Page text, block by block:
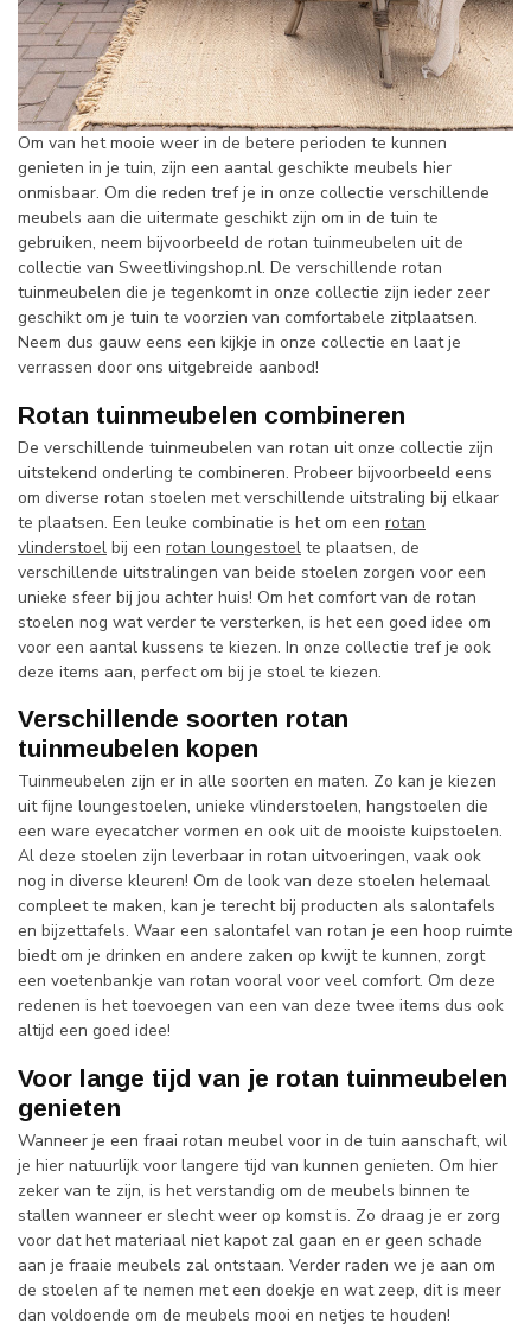
Om van het mooie weer in de betere perioden te kunnen
genieten in je tuin, zijn een aantal geschikte meubels hier
onmisbaar. Om die reden tref je in onze collectie verschillende
meubels aan die uitermate geschikt zijn om in de tuin te
gebruiken, neem bijvoorbeeld de rotan tuinmeubelen uit de
collectie van Sweetlivingshop.nl. De verschillende rotan
tuinmeubelen die je tegenkomt in onze collectie zijn ieder zeer
geschikt om je tuin te voorzien van comfortabele zitplaatsen.
Neem dus gauw eens een kijkje in onze collectie en laat je
verrassen door ons uitgebreide aanbod!
Rotan tuinmeubelen combineren
De verschillende tuinmeubelen van rotan uit onze collectie zijn
uitstekend onderling te combineren. Probeer bijvoorbeeld eens
om diverse rotan stoelen met verschillende uitstraling bij elkaar
te plaatsen. Een leuke combinatie is het om een rotan
vlinderstoel bij een rotan loungestoel te plaatsen, de
verschillende uitstralingen van beide stoelen zorgen voor een
unieke sfeer bij jou achter huis! Om het comfort van de rotan
stoelen nog wat verder te versterken, is het een goed idee om
voor een aantal kussens te kiezen. In onze collectie tref je ook
deze items aan, perfect om bij je stoel te kiezen.
Verschillende soorten rotan
tuinmeubelen kopen
Tuinmeubelen zijn er in alle soorten en maten. Zo kan je kiezen
uit fijne loungestoelen, unieke vlinderstoelen, hangstoelen die
een ware eyecatcher vormen en ook uit de mooiste kuipstoelen.
Al deze stoelen zijn leverbaar in rotan uitvoeringen, vaak ook
nog in diverse kleuren! Om de look van deze stoelen helemaal
compleet te maken, kan je terecht bij producten als salontafels
en bijzettafels. Waar een salontafel van rotan je een hoop ruimte
biedt om je drinken en andere zaken op kwijt te kunnen, zorgt
een voetenbankje van rotan vooral voor veel comfort. Om deze
redenen is het toevoegen van een van deze twee items dus ook
altijd een goed idee!
Voor lange tijd van je rotan tuinmeubelen
genieten
Wanneer je een fraai rotan meubel voor in de tuin aanschaft, wil
je hier natuurlijk voor langere tijd van kunnen genieten. Om hier
zeker van te zijn, is het verstandig om de meubels binnen te
stallen wanneer er slecht weer op komst is. Zo draag je er zorg
voor dat het materiaal niet kapot zal gaan en er geen schade
aan je fraaie meubels zal ontstaan. Verder raden we je aan om
de stoelen af te nemen met een doekje en wat zeep, dit is meer
dan voldoende om de meubels mooi en netjes te houden!